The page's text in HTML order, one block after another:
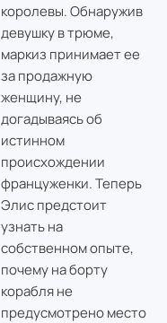
королевы. Обнаружив
девушку в трюме,
маркиз принимает ее
за продажную
женщину, не
догадываясь об
истинном
происхождении
француженки. Теперь
Элис предстоит
узнать на
собственном опыте,
почему на борту
корабля не
предусмотрено место